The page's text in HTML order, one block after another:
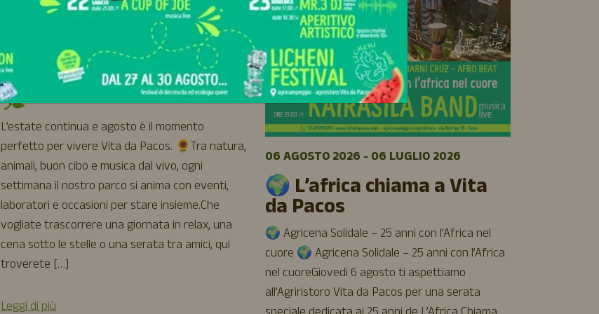
04 AGOSTO 2026 - 31 AGOSTO 2026
☀️ Agosto a Vita da Pacos
🌿
L’estate continua e agosto è il momento
perfetto per vivere Vita da Pacos. 🌻Tra natura,
animali, buon cibo e musica dal vivo, ogni
settimana il nostro parco si anima con eventi,
laboratori e occasioni per stare insieme.Che
vogliate trascorrere una giornata in relax, una
cena sotto le stelle o una serata tra amici, qui
troverete […]
Leggi di più
06 AGOSTO 2026 - 06 LUGLIO 2026
🌍 L’africa chiama a Vita
da Pacos
🌍 Agricena Solidale – 25 anni con l’Africa nel
cuore 🌍 Agricena Solidale – 25 anni con l’Africa
nel cuoreGiovedì 6 agosto ti aspettiamo
all’Agriristoro Vita da Pacos per una serata